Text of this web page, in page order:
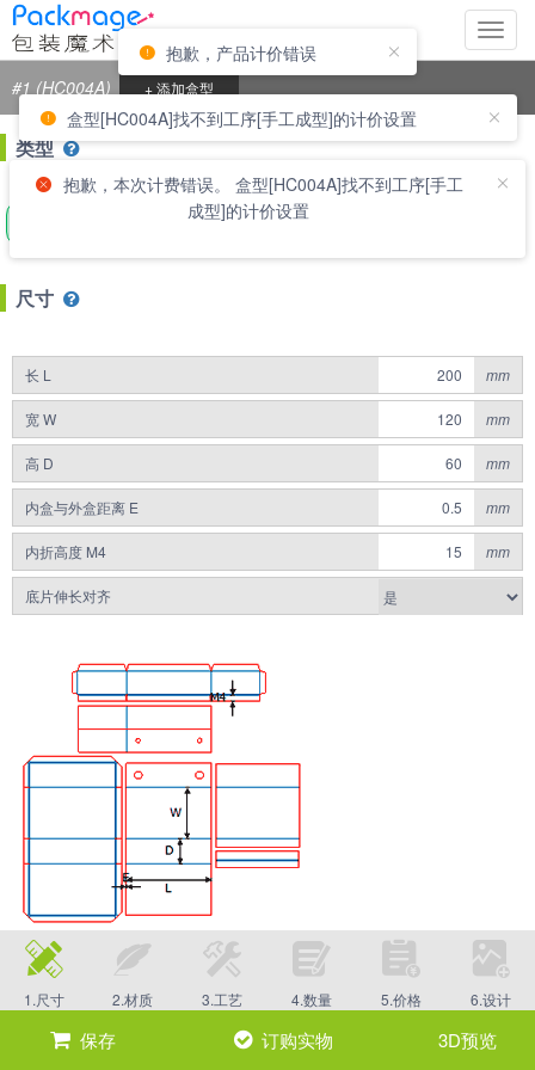
切
换
航
#1 (HC004A) + 添加盒型
类型
外尺寸
尺寸
长 L mm
宽 W mm
高 D mm
内盒与外盒距离 E mm
内折高度 M4 mm
底片伸长对齐
1.尺寸 2.材质 3.工艺 4.数量 5.价格 6.设计
保存 订购实物 3D预览
抱歉，产品计价错误
盒型[HC004A]找不到工序[手工成型]的计价设置
抱歉，本次计费错误。 盒型[HC004A]找不到工序[手工
成型]的计价设置